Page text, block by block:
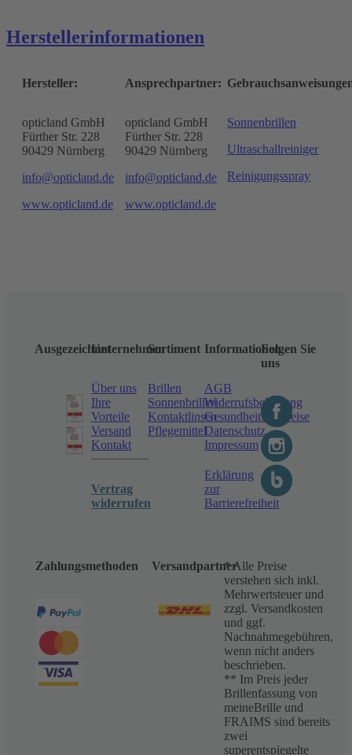
Herstellerinformationen
Hersteller:
opticland GmbH
Fürther Str. 228
90429 Nürnberg
info@opticland.de
www.opticland.de
Ansprechpartner:
opticland GmbH
Fürther Str. 228
90429 Nürnberg
info@opticland.de
www.opticland.de
Sonnenbrillen
Ultraschallreiniger
Reinigungsspray
AusgezeichnetUnternehmen
Über uns
Ihre
Vorteile
Versand
Kontakt
Vertrag
widerrufen
Sortiment
Brillen
Sonnenbrillen
Kontaktlinsen
Pflegemittel
Informationen
AGB
Widerrufsbelehrung
Gesundheitshinweise
Datenschutz
Impressum
Erklärung
zur
Barrierefreiheit
Folgen Sie
uns
Zahlungsmethoden Versandpartner* Alle Preise
verstehen sich inkl.
Mehrwertsteuer und
zzgl. Versandkosten
und ggf.
Nachnahmegebühren,
wenn nicht anders
beschrieben.
** Im Preis jeder
Brillenfassung von
meineBrille und
FRAIMS sind bereits
zwei
superentspiegelte